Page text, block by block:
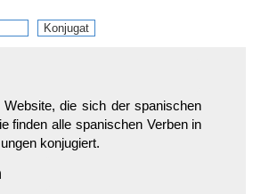
die sich der spanischen
finden alle spanischen Verben in
konjugiert.